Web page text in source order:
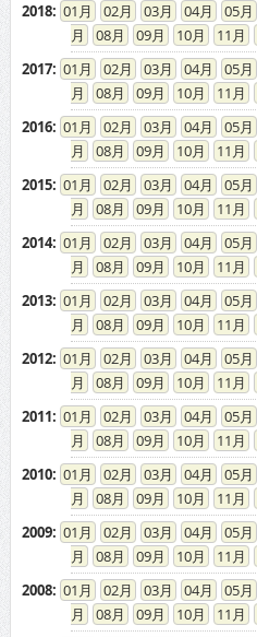
2018: 01 02 03 04 05
08
09 10 11
2017: 01 02 03 04 05
08
09 10 11
2016: 01 02 03 04 05
08
09 10 11
2015: 01 02 03 04 05
08
09 10 11
2014: 01 02 03 04 05
08
09 10 11
2013: 01 02 03 04 05
08
09 10 11
2012: 01 02 03 04 05
08
09 10 11
2011: 01 02 03 04 05
08
09 10 11
2010: 01 02 03 04 05
08
09 10 11
2009: 01 02 03 04 05
08
09 10 11
2008: 01 02 03 04 05
08
09 10 11